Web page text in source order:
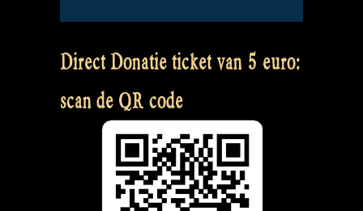
Direct Donatie ticket van 5 euro:
scan de QR code